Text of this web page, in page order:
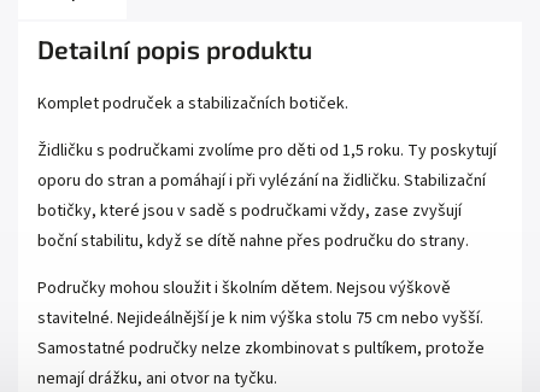
Detailní popis produktu
Komplet područek a stabilizačních botiček.
Židličku s područkami zvolíme pro děti od 1,5 roku. Ty poskytují
oporu do stran a pomáhají i při vylézání na židličku. Stabilizační
botičky, které jsou v sadě s područkami vždy, zase zvyšují
boční stabilitu, když se dítě nahne přes područku do strany.
Područky mohou sloužit i školním dětem. Nejsou výškově
stavitelné. Nejideálnější je k nim výška stolu 75 cm nebo vyšší.
Samostatné područky nelze zkombinovat s pultíkem, protože
nemají drážku, ani otvor na tyčku.